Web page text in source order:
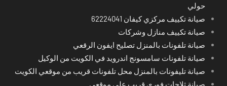
حولي
صيانة تكييف مركزي كيفان 62224041
صيانة تكييف منازل وشركات
صيانة تلفونات بالمنزل تصليح ايفون الرقعي
صيانة تلفونات سامسونج اندرويد في الكويت من الوكيل
صيانة تليفونات بالمنزل محل تلفونات قريب من موقعي الكويت
صيانة ثلاجات فوري قريب على موقعي